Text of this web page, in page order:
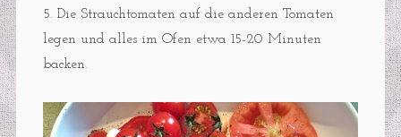
5. Die Strauchtomaten auf die anderen Tomaten
legen und alles im Ofen etwa 15-20 Minuten
backen.